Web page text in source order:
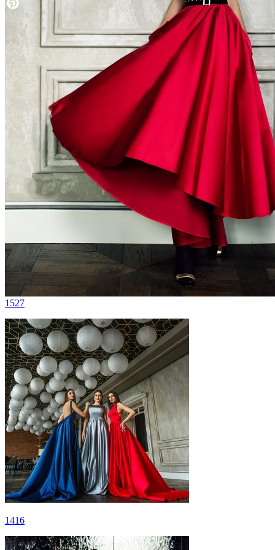
WhatsApp
Похожие платья
1527
1416